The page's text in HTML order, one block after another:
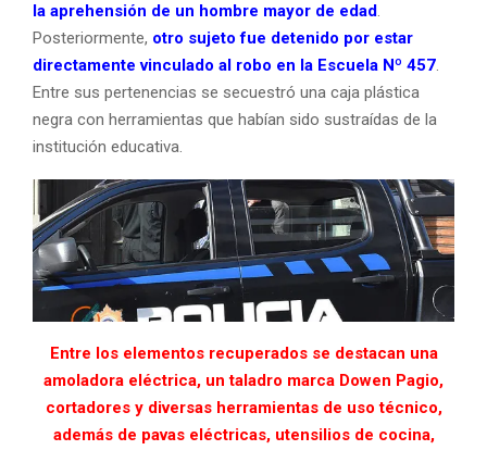
la aprehensión de un hombre mayor de edad.
Posteriormente, otro sujeto fue detenido por estar
directamente vinculado al robo en la Escuela Nº 457.
Entre sus pertenencias se secuestró una caja plástica
negra con herramientas que habían sido sustraídas de la
institución educativa.
Entre los elementos recuperados se destacan una
amoladora eléctrica, un taladro marca Dowen Pagio,
cortadores y diversas herramientas de uso técnico,
además de pavas eléctricas, utensilios de cocina,